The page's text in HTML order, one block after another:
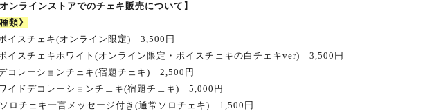
ンラインストアでのチェキ販売について】
類》
イスチェキ(オンライン限定) 3,500 円
イスチェキホワイト (オンライン限定・ボイスチェキの白チェキver) 3,500 円
コレーションチェキ(宿題チェキ) 2,500 円
イドデコレーションチェキ(宿題チェキ) 5,000 円
ソロチェキ一言メッセージ付き (通常ソロチェキ) 1,500 円